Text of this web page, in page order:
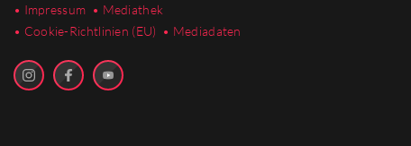
• Impressum • Mediathek
• Cookie-Richtlinien (EU) • Mediadaten